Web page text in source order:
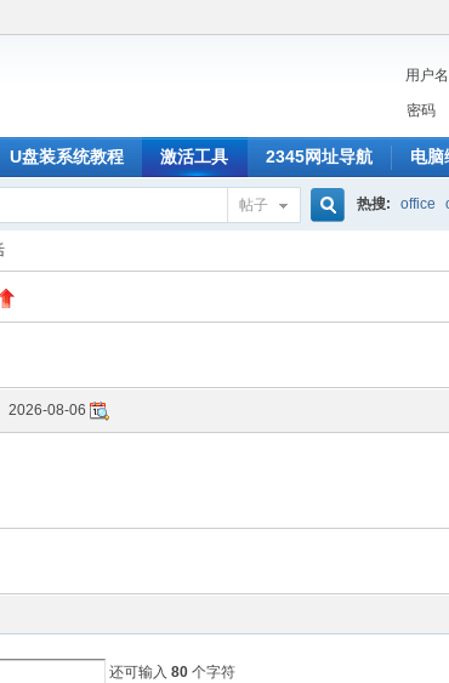
用户名
密码
U盘装系统教程 激活工具 2345网址导航 电脑
帖子 热搜: office
2026-08-06
还可输入 80 个字符